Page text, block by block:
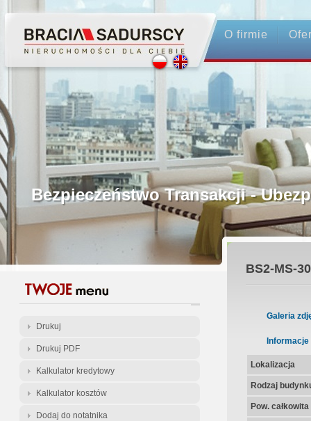
O firmie
Profesjonalne Pośrednictwo
Bezpieczeństwo Transakcji -
Licencjonowani Pośrednicy
Gwarancja Zwrotu Zadatku
Gratis - Przedwstępna Umowa
Drukuj
Drukuj PDF
Kalkulator kredytowy
Kalkulator kosztów
Dodaj do notatnika
BS2-MS-
Galeria
Informacje
Lokalizacja
Rodzaj
Pow.